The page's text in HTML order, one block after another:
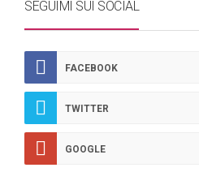
SEGUIMI SUI SOCIAL
FACEBOOK
TWITTER
GOOGLE